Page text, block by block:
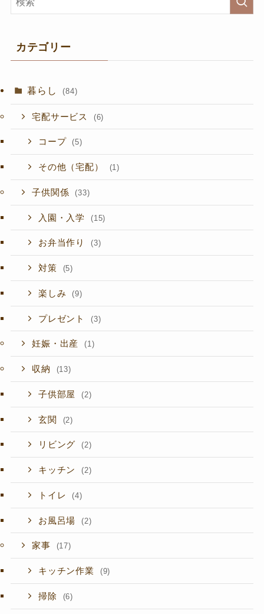
カテゴリー
暮らし (84)
宅配サービス (6)
コープ (5)
その他（宅配） (1)
子供関係 (33)
入園・入学 (15)
お弁当作り (3)
対策 (5)
楽しみ (9)
プレゼント (3)
妊娠・出産 (1)
収納 (13)
子供部屋 (2)
玄関 (2)
リビング (2)
キッチン (2)
トイレ (4)
お風呂場 (2)
家事 (17)
キッチン作業 (9)
掃除 (6)